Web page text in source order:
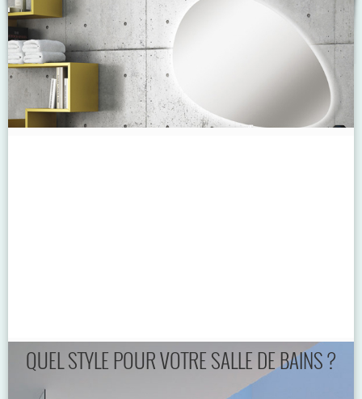
QUEL STYLE POUR VOTRE SALLE DE BAINS ?